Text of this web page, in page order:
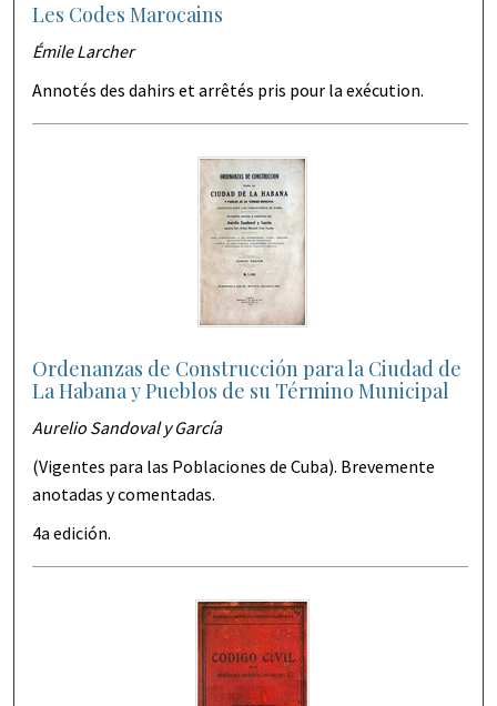
Les Codes Marocains
Émile Larcher
Annotés des dahirs et arrêtés pris pour la exécution.
Ordenanzas de Construcción para la Ciudad de
La Habana y Pueblos de su Término Municipal
Aurelio Sandoval y García
(Vigentes para las Poblaciones de Cuba). Brevemente
anotadas y comentadas.
4a edición.